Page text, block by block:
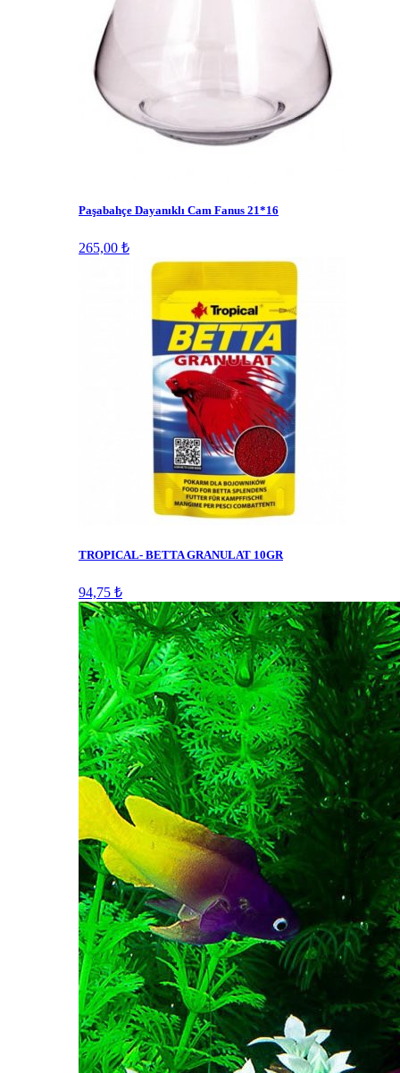
Paşabahçe Dayanıklı Cam Fanus 21*16
265,00 ₺
TROPICAL- BETTA GRANULAT 10GR
94,75 ₺